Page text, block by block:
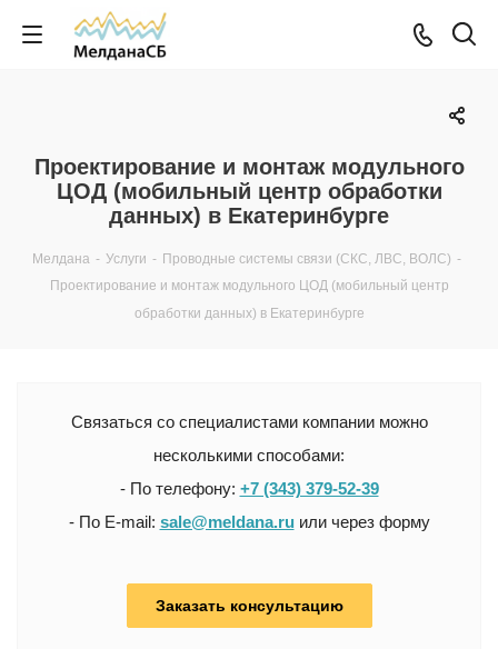
Проектирование и монтаж модульного
ЦОД (мобильный центр обработки
данных) в Екатеринбурге
Мелдана - Услуги - Проводные системы связи (СКС, ЛВС, ВОЛС) -
Проектирование и монтаж модульного ЦОД (мобильный центр
обработки данных) в Екатеринбурге
Связаться со специалистами компании можно
несколькими способами:
- По телефону: +7 (343) 379-52-39
- По E-mail: sale@meldana.ruили через форму
Заказать консультацию